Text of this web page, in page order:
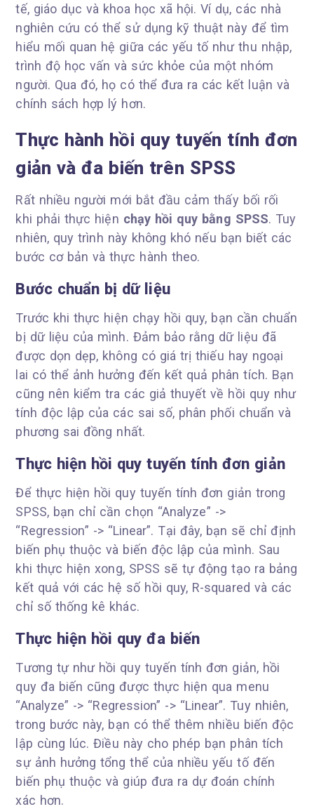
tế, giáo dục và khoa học xã hội. Ví dụ, các nhà
nghiên cứu có thể sử dụng kỹ thuật này để tìm
hiểu mối quan hệ giữa các yếu tố như thu nhập,
trình độ học vấn và sức khỏe của một nhóm
người. Qua đó, họ có thể đưa ra các kết luận và
chính sách hợp lý hơn.
Thực hành hồi quy tuyến tính đơn
giản và đa biến trên SPSS
Rất nhiều người mới bắt đầu cảm thấy bối rối
khi phải thực hiện chạy hồi quy bằng SPSS. Tuy
nhiên, quy trình này không khó nếu bạn biết các
bước cơ bản và thực hành theo.
Bước chuẩn bị dữ liệu
Trước khi thực hiện chạy hồi quy, bạn cần chuẩn
bị dữ liệu của mình. Đảm bảo rằng dữ liệu đã
được dọn dẹp, không có giá trị thiếu hay ngoại
lai có thể ảnh hưởng đến kết quả phân tích. Bạn
cũng nên kiểm tra các giả thuyết về hồi quy như
tính độc lập của các sai số, phân phối chuẩn và
phương sai đồng nhất.
Thực hiện hồi quy tuyến tính đơn giản
Để thực hiện hồi quy tuyến tính đơn giản trong
SPSS, bạn chỉ cần chọn “Analyze” ->
“Regression” -> “Linear”. Tại đây, bạn sẽ chỉ định
biến phụ thuộc và biến độc lập của mình. Sau
khi thực hiện xong, SPSS sẽ tự động tạo ra bảng
kết quả với các hệ số hồi quy, R-squared và các
chỉ số thống kê khác.
Thực hiện hồi quy đa biến
Tương tự như hồi quy tuyến tính đơn giản, hồi
quy đa biến cũng được thực hiện qua menu
“Analyze” -> “Regression” -> “Linear”. Tuy nhiên,
trong bước này, bạn có thể thêm nhiều biến độc
lập cùng lúc. Điều này cho phép bạn phân tích
sự ảnh hưởng tổng thể của nhiều yếu tố đến
biến phụ thuộc và giúp đưa ra dự đoán chính
xác hơn.